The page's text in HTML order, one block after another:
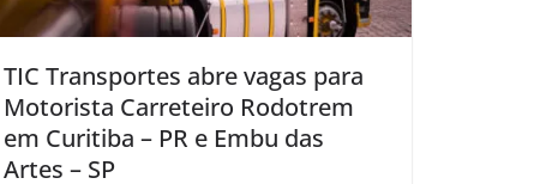
TIC Transportes abre vagas para
Motorista Carreteiro Rodotrem
em Curitiba – PR e Embu das
Artes – SP